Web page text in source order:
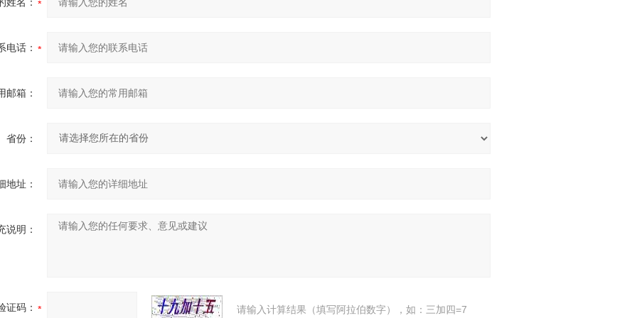
电话：
邮箱：
省份：
地址：
说明：
证码： 请输入计算结果（填写阿拉伯数字），如：三加四=7